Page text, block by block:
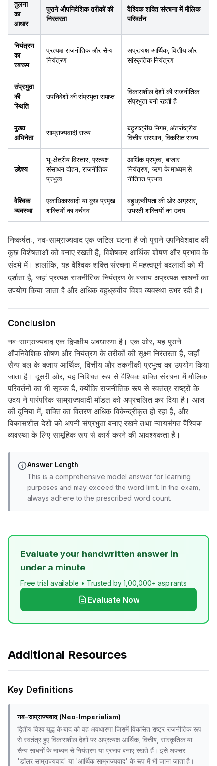
तुलना
का
आधार
पुराने औपनिवेशिक तरीकों की
निरंतरता
वैश्विक शक्ति संरचना में मौलिक
परिवर्तन
नियंत्रण
का
स्वरूप
प्रत्यक्ष राजनीतिक और सैन्य
नियंत्रण
अप्रत्यक्ष आर्थिक, वित्तीय और
सांस्कृतिक नियंत्रण
संप्रभुता
की
स्थिति
उपनिवेशों की संप्रभुता समाप्त
विकासशील देशों की राजनीतिक
संप्रभुता बनी रहती है
मुख्य
अभिनेता
साम्राज्यवादी राज्य
बहुराष्ट्रीय निगम, अंतर्राष्ट्रीय
वित्तीय संस्थान, विकसित राज्य
उद्देश्य
भू-क्षेत्रीय विस्तार, प्रत्यक्ष
संसाधन दोहन, राजनीतिक
प्रभुत्व
आर्थिक प्रभुत्व, बाजार
नियंत्रण, ऋण के माध्यम से
नीतिगत प्रभाव
वैश्विक
व्यवस्था
एकाधिकारवादी या कुछ प्रमुख
शक्तियों का वर्चस्व
बहुध्रुवीयता की ओर अग्रसर,
उभरती शक्तियों का उदय
निष्कर्षतः, नव-साम्राज्यवाद एक जटिल घटना है जो पुराने उपनिवेशवाद की
कुछ विशेषताओं को बनाए रखती है, विशेषकर आर्थिक शोषण और प्रभाव के
संदर्भ में। हालांकि, यह वैश्विक शक्ति संरचना में महत्वपूर्ण बदलावों को भी
दर्शाता है, जहां प्रत्यक्ष राजनीतिक नियंत्रण के बजाय अप्रत्यक्ष साधनों का
उपयोग किया जाता है और अधिक बहुध्रुवीय विश्व व्यवस्था उभर रही है।
Conclusion
नव-साम्राज्यवाद एक द्विपक्षीय अवधारणा है। एक ओर, यह पुराने
औपनिवेशिक शोषण और नियंत्रण के तरीकों की सूक्ष्म निरंतरता है, जहाँ
सैन्य बल के बजाय आर्थिक, वित्तीय और तकनीकी प्रभुत्व का उपयोग किया
जाता है। दूसरी ओर, यह निश्चित रूप से वैश्विक शक्ति संरचना में मौलिक
परिवर्तनों का भी सूचक है, क्योंकि राजनीतिक रूप से स्वतंत्र राष्ट्रों के
उदय ने पारंपरिक साम्राज्यवादी मॉडल को अप्रचलित कर दिया है। आज
की दुनिया में, शक्ति का वितरण अधिक विकेन्द्रीकृत हो रहा है, और
विकासशील देशों को अपनी संप्रभुता बनाए रखने तथा न्यायसंगत वैश्विक
व्यवस्था के लिए सामूहिक रूप से कार्य करने की आवश्यकता है।
Answer Length
This is a comprehensive model answer for learning
purposes and may exceed the word limit. In the exam,
always adhere to the prescribed word count.
Evaluate your handwritten answer in
under a minute
Free trial available • Trusted by 1,00,000+ aspirants
Evaluate Now
Additional Resources
Key Definitions
नव-साम्राज्यवाद (Neo-Imperialism)
द्वितीय विश्व युद्ध के बाद की वह अवधारणा जिसमें विकसित राष्ट्र राजनीतिक रूप
से स्वतंत्र हुए विकासशील देशों पर अप्रत्यक्ष आर्थिक, वित्तीय, सांस्कृतिक या
सैन्य साधनों के माध्यम से नियंत्रण या प्रभाव बनाए रखते हैं। इसे अक्सर
'डॉलर साम्राज्यवाद' या 'आर्थिक साम्राज्यवाद' के रूप में भी जाना जाता है।